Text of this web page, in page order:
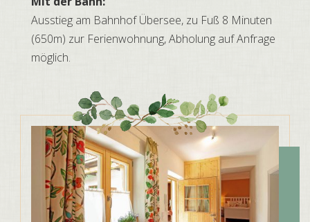
Ausstieg am Bahnhof Übersee, zu Fuß 8 Minuten
(650m) zur Ferienwohnung, Abholung auf Anfrage
möglich.